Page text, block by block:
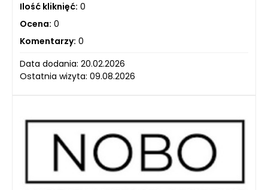
Ilość kliknięć: 0
Ocena: 0
Komentarzy: 0
Data dodania: 20.02.2026
Ostatnia wizyta: 09.08.2026